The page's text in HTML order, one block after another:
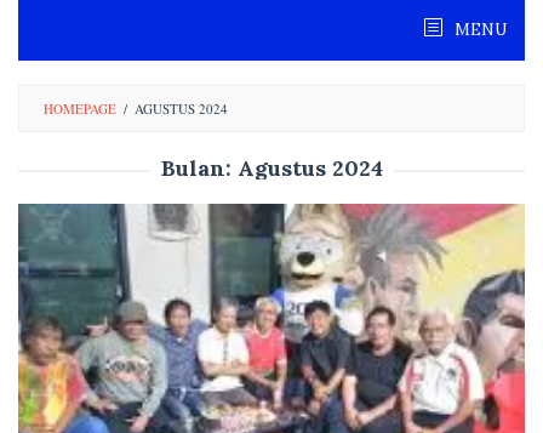
content
MENU
HOMEPAGE / AGUSTUS 2024
Bulan: Agustus 2024